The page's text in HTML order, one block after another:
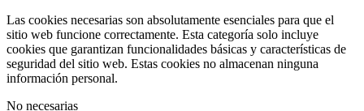
Las cookies necesarias son absolutamente esenciales para que el
sitio web funcione correctamente. Esta categoría solo incluye
cookies que garantizan funcionalidades básicas y características de
seguridad del sitio web. Estas cookies no almacenan ninguna
información personal.
No necesarias